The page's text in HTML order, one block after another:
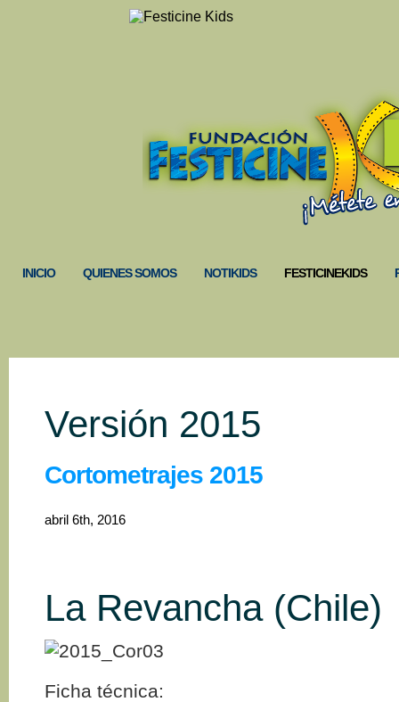
INICIO QUIENES SOMOS NOTIKIDS FESTICINEKIDS
Versión 2015
Cortometrajes 2015
abril 6th, 2016
La Revancha (Chile)
Ficha técnica: